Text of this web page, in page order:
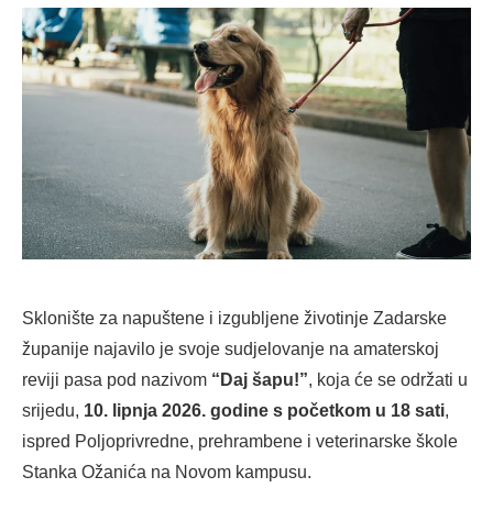
Sklonište za napuštene i izgubljene životinje Zadarske
županije najavilo je svoje sudjelovanje na amaterskoj
reviji pasa pod nazivom “Daj šapu!”, koja će se održati u
srijedu, 10. lipnja 2026. godine s početkom u 18 sati,
ispred Poljoprivredne, prehrambene i veterinarske škole
Stanka Ožanića na Novom kampusu.